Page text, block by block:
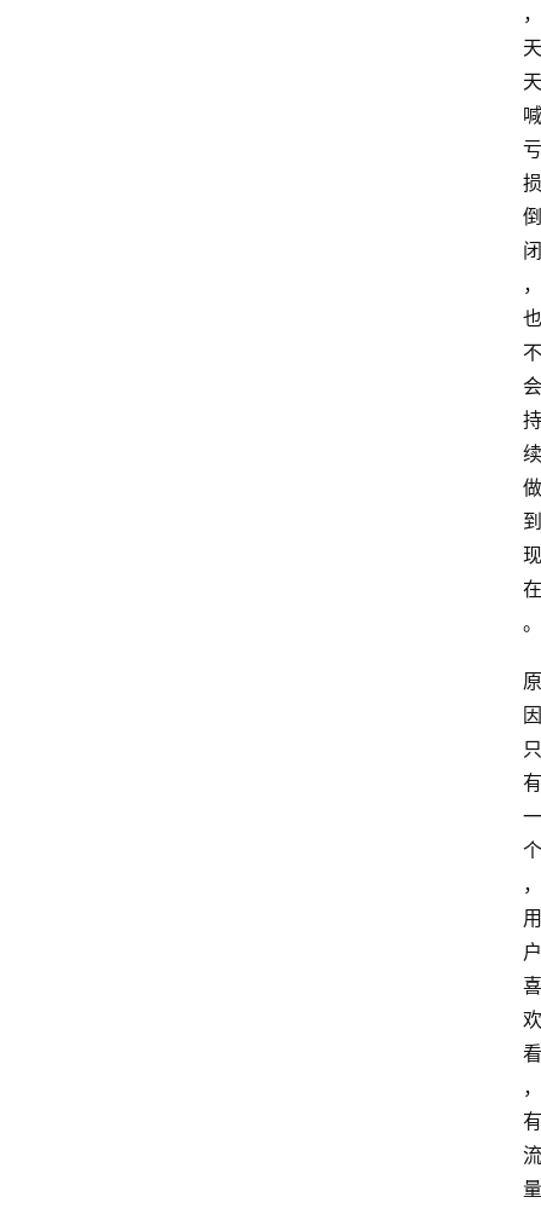
，
天
天
喊
亏
损
倒
闭
，
也
不
会
持
续
做
到
现
在
。
原
因
只
有
一
个
，
用
户
喜
欢
看
，
有
流
量